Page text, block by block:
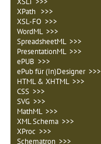
XPath >>>
XSL-FO >>>
WordML >>>
SpreadsheetML >>>
PresentationML >>>
ePUB >>>
ePub für (In)Designer >>>
HTML & XHTML >>>
CSS >>>
SVG >>>
MathML >>>
XML Schema >>>
XProc >>>
Schematron >>>